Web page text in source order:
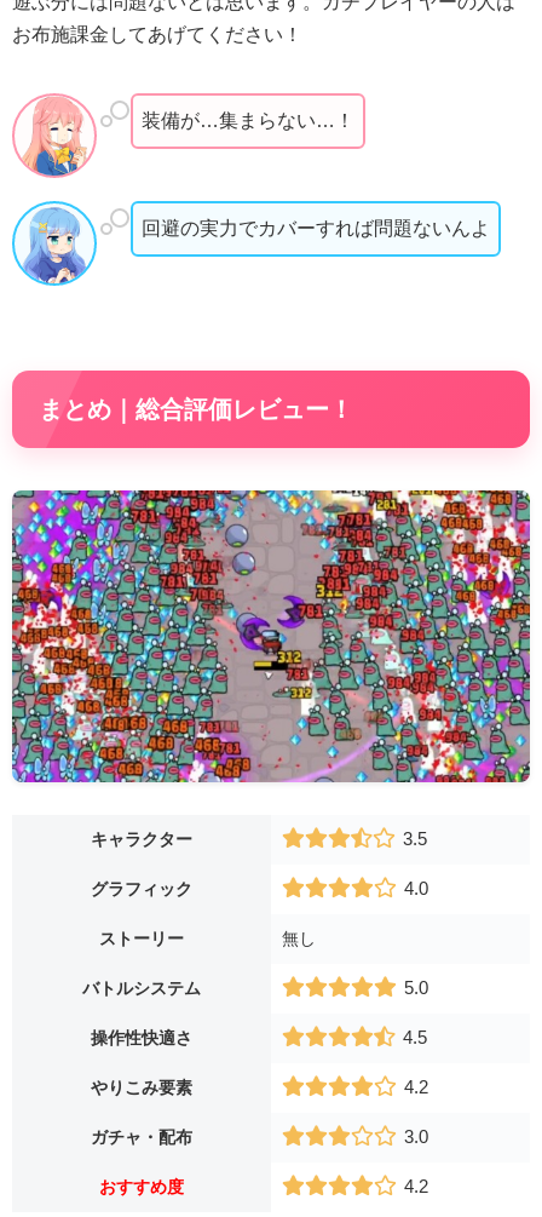
お布施課金してあげてください！
装備が…集まらない…！
回避の実力でカバーすれば問題ないんよ
まとめ｜総合評価レビュー！
キャラクター 3.5
グラフィック 4.0
ストーリー 無し
バトルシステム 5.0
操作性快適さ 4.5
やりこみ要素 4.2
ガチャ・配布 3.0
おすすめ度 4.2